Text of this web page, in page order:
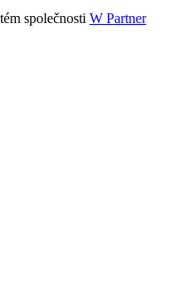
společnosti W Partner